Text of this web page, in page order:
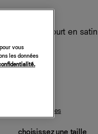
Pantalon court en
248 €
guide des tailles
vous
les données